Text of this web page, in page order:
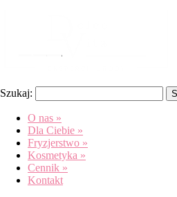
Szukaj:
O nas »
Dla Ciebie »
Fryzjerstwo »
Kosmetyka »
Cennik »
Kontakt